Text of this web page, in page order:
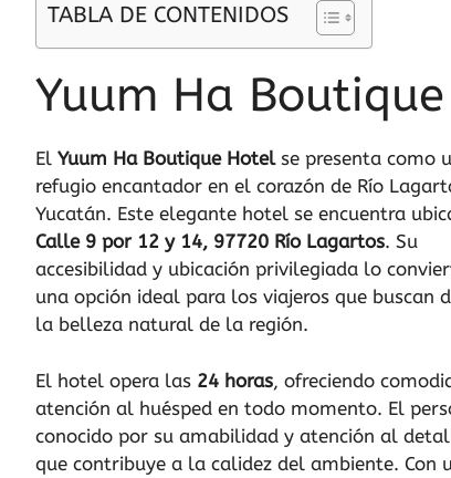
TABLA DE CONTENIDOS
Yuum Ha
El Yuum Ha Boutique Hotelse presenta como
refugio encantador en el corazón de Río
Yucatán. Este elegante hotel se encuentra
Calle 9 por 12 y 14, 97720 Río Lagartos. Su
accesibilidad y ubicación privilegiada lo
una opción ideal para los viajeros que buscan
la belleza natural de la región.
El hotel opera las 24 horas, ofreciendo
atención al huésped en todo momento. El
conocido por su amabilidad y atención al
que contribuye a la calidez del ambiente. Con